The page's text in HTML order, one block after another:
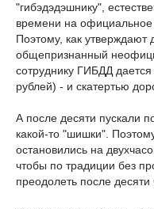
"гибэдэдэшнику",
времени на
Поэтому, как утверждают
общепризнанный
сотруднику ГИБДД
рублей) - и скатертью
А после десяти пускали
какой-то "шишки".
остановились на
чтобы по традиции без
преодолеть после десяти